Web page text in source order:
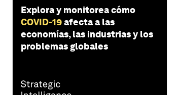
Explora y monitorea cómo
COVID-19afecta a las
economías, las industrias y los
problemas globales